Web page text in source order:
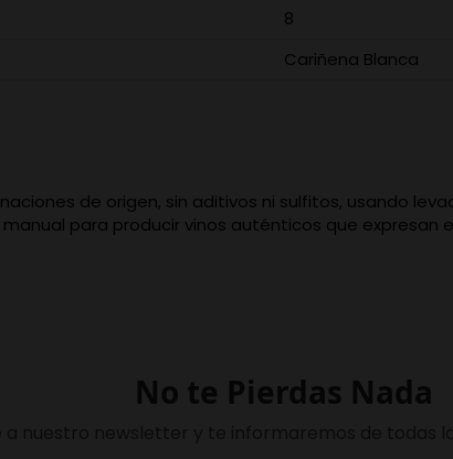
8
Cariñena Blanca
de origen, sin aditivos ni sulfitos, usando
para producir vinos auténticos que expresan
No te Pierdas Nada